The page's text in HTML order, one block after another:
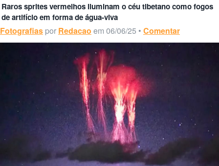
Raros sprites vermelhos iluminam o céu tibetano como fogos
de artifício em forma de água-viva
Fotografias por Redacao em 06/06/25 • Comentar